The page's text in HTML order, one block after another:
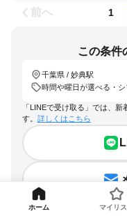
前へ 1
この条件
千葉県 / 妙典駅
時間や曜日が選べる・シ
「LINEで受け取る」では、
す。 詳しくはこちら
ホーム マイリ